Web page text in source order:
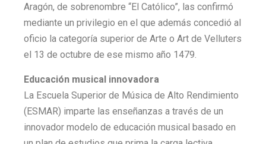
Aragón, de sobrenombre “El Católico”, las confirmó
mediante un privilegio en el que además concedió al
oficio la categoría superior de Arte o Art de Velluters
el 13 de octubre de ese mismo año 1479.
Educación musical innovadora
La Escuela Superior de Música de Alto Rendimiento
(ESMAR) imparte las enseñanzas a través de un
innovador modelo de educación musical basado en